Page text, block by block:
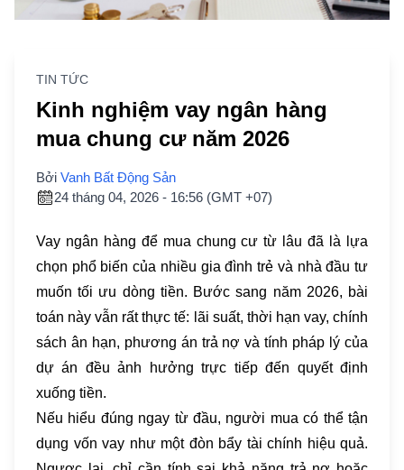
TIN TỨC
Kinh nghiệm vay ngân hàng
mua chung cư năm 2026
Bởi Vanh Bất Động Sản
24 tháng 04, 2026 - 16:56 (GMT +07)
Vay ngân hàng để mua chung cư từ lâu đã là lựa
chọn phổ biến của nhiều gia đình trẻ và nhà đầu tư
muốn tối ưu dòng tiền. Bước sang năm 2026, bài
toán này vẫn rất thực tế: lãi suất, thời hạn vay, chính
sách ân hạn, phương án trả nợ và tính pháp lý của
dự án đều ảnh hưởng trực tiếp đến quyết định
xuống tiền.
Nếu hiểu đúng ngay từ đầu, người mua có thể tận
dụng vốn vay như một đòn bẩy tài chính hiệu quả.